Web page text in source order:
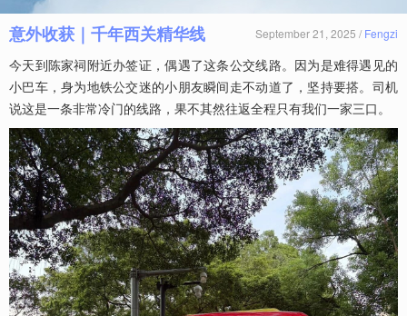
意外收获｜千年西关精华线 September 21, 2025 / Fengzi
今天到陈家祠附近办签证，偶遇了这条公交线路。因为是难得遇见的
小巴车，身为地铁公交迷的小朋友瞬间走不动道了，坚持要搭。司机
说这是一条非常冷门的线路，果不其然往返全程只有我们一家三口。